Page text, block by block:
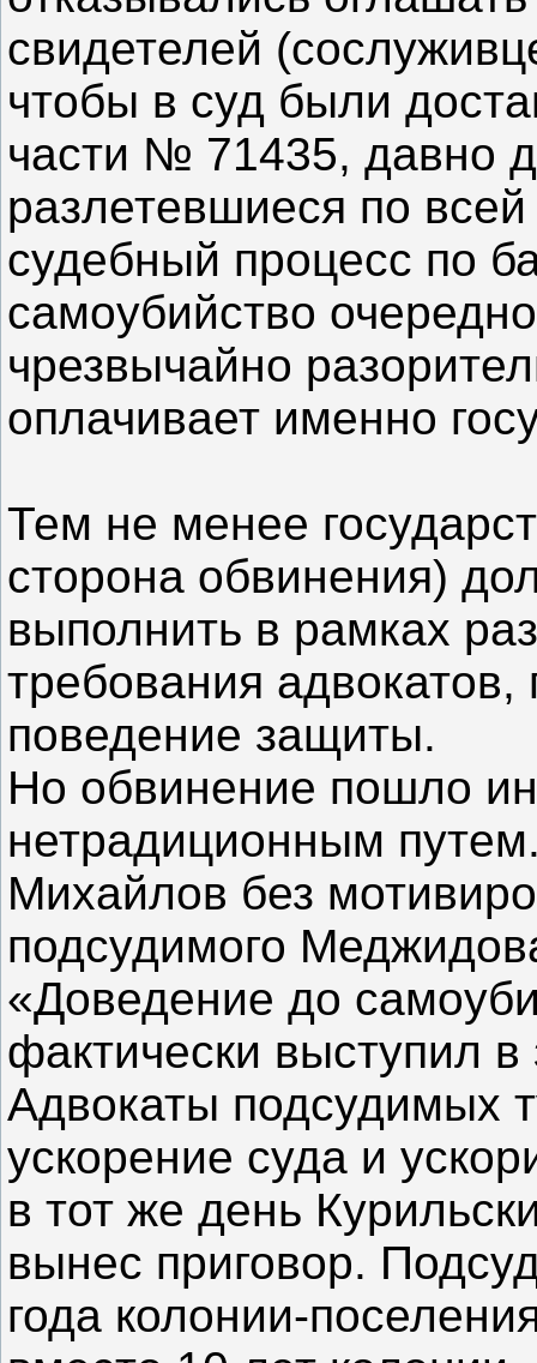
свидетелей
чтобы в суд были
части № 71435, давно
разлетевшиеся по
судебный процесс по
самоубийство
чрезвычайно
оплачивает именно
Тем не менее
сторона обвинения)
выполнить в рамках
требования
поведение защиты.
Но обвинение пошло
нетрадиционным
Михайлов без
подсудимого
«Доведение до
фактически выступил
Адвокаты подсудимых
ускорение суда и
в тот же день
вынес приговор.
года колонии-